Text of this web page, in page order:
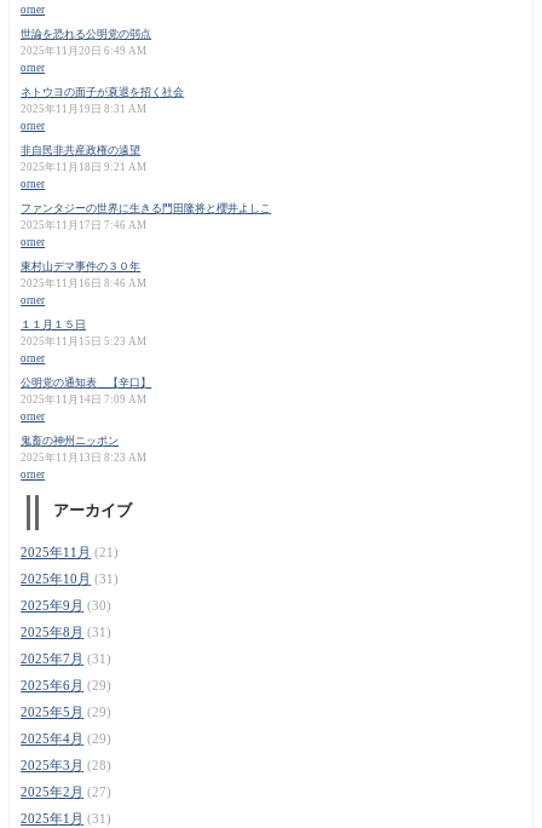
orner
世論を恐れる公明党の弱点
2025年11月20日 6:49 AM
orner
ネトウヨの面子が衰退を招く社会
2025年11月19日 8:31 AM
orner
非自民非共産政権の遠望
2025年11月18日 9:21 AM
orner
ファンタジーの世界に生きる門田隆将と櫻井よしこ
2025年11月17日 7:46 AM
orner
東村山デマ事件の３０年
2025年11月16日 8:46 AM
orner
１１月１５日
2025年11月15日 5:23 AM
orner
公明党の通知表 【辛口】
2025年11月14日 7:09 AM
orner
鬼畜の神州ニッポン
2025年11月13日 8:23 AM
orner
アーカイブ
2025年11月 (21)
2025年10月 (31)
2025年9月 (30)
2025年8月 (31)
2025年7月 (31)
2025年6月 (29)
2025年5月 (29)
2025年4月 (29)
2025年3月 (28)
2025年2月 (27)
2025年1月 (31)